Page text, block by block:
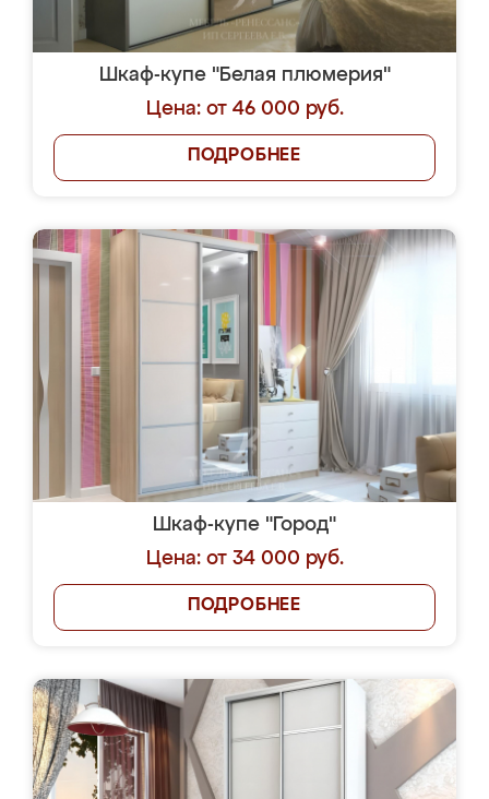
Шкаф-купе "Белая плюмерия"
Цена: от 46 000 руб.
ПОДРОБНЕЕ
Шкаф-купе "Город"
Цена: от 34 000 руб.
ПОДРОБНЕЕ